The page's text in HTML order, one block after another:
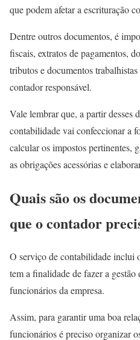
que podem afetar a escrituração
Dentre outros documentos, é
fiscais, extratos de pagamentos,
tributos e documentos
contador responsável.
Vale lembrar que, a partir desses
contabilidade vai confeccionar a
calcular os impostos pertinentes,
as obrigações acessórias e
Quais são os
que o contador
O serviço de contabilidade inclui
tem a finalidade de fazer a gestão
funcionários da empresa.
Assim, para garantir uma boa
funcionários é preciso organizar